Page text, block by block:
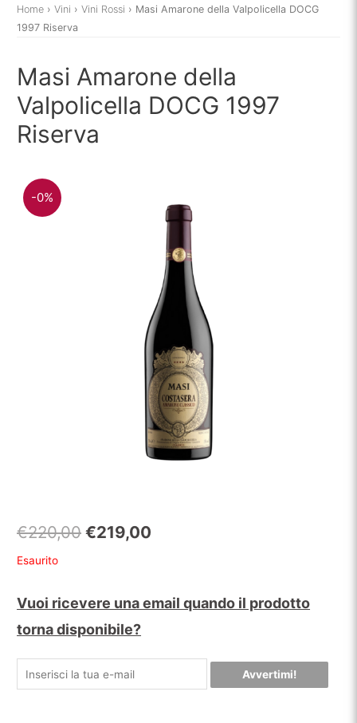
Home ›Vini ›Vini Rossi › Masi Amarone della Valpolicella DOCG
1997 Riserva
Masi Amarone della
Valpolicella DOCG 1997
Riserva
-0%
€220,00 Il
era:
€219,00
attuale
Esaurito
Vuoi ricevere una email quando il prodotto
torna disponibile?
Avvertimi!